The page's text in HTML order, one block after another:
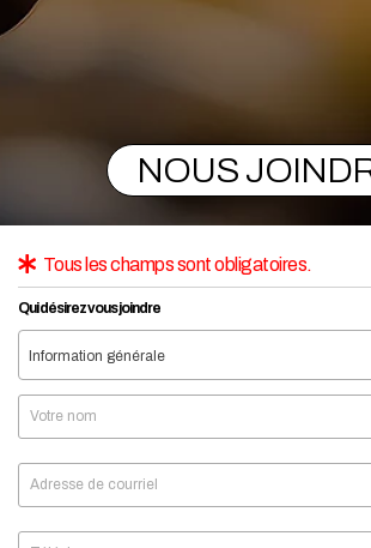
NOUS
Tous les champs sont obligatoires.
Qui désirez vous joindre
Information générale
Votre nom
Adresse de courriel